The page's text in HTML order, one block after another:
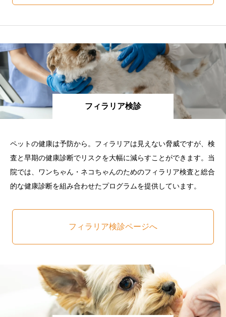
フィラリア検診
ペットの健康は予防から。フィラリアは見えない脅威ですが、検
査と早期の健康診断でリスクを大幅に減らすことができます。当
院では、ワンちゃん・ネコちゃんのためのフィラリア検査と総合
的な健康診断を組み合わせたプログラムを提供しています。
フィラリア検診ページへ